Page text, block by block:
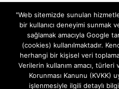
Gizlilik ve Çerezler (Cookies)
Hakkımızda
İletişim Kanalları
MODEM KURULUM
TEKNİK DESTEK
TELEVİZYON SİSTEMLERİ
"Web sitemizde sunulan
bir kullanıcı deneyimi sunmak
sağlamak amacıyla Google
(cookies) kullanılmaktadır.
herhangi bir kişisel veri
Verilerin kullanım amacı, türleri
Korunması Kanunu (KVKK)
işlenmesiyle ilgili detaylı